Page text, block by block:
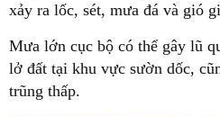
xảy ra lốc, sét, mưa đá và gió
Mưa lớn cục bộ có thể gây lũ
lở đất tại khu vực sườn dốc,
trũng thấp.